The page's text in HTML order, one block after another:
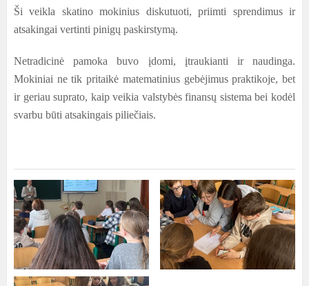
Ši veikla skatino mokinius diskutuoti, priimti sprendimus ir
atsakingai vertinti pinigų paskirstymą.
Netradicinė pamoka buvo įdomi, įtraukianti ir naudinga.
Mokiniai ne tik pritaikė matematinius gebėjimus praktikoje, bet
ir geriau suprato, kaip veikia valstybės finansų sistema bei kodėl
svarbu būti atsakingais piliečiais.